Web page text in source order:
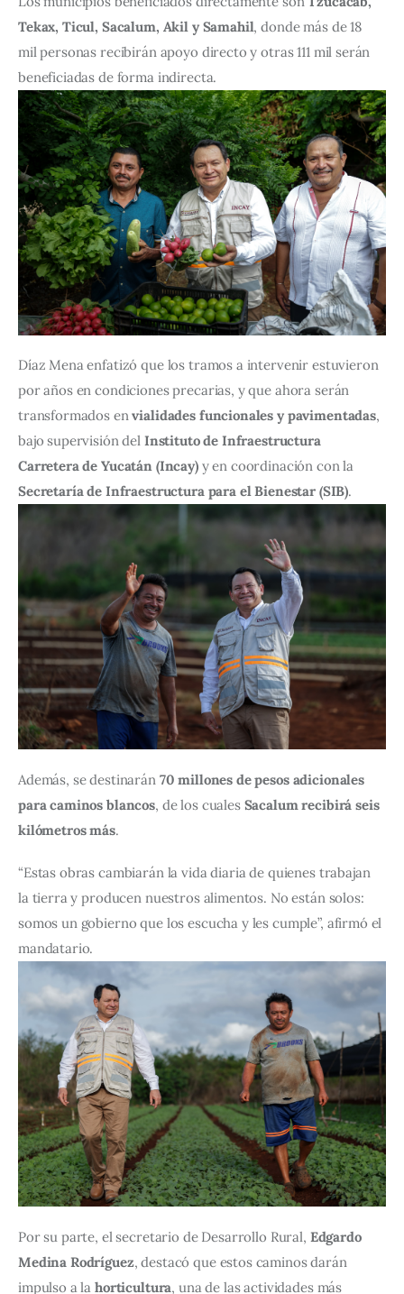
Tekax, Ticul, Sacalum, Akil y Samahil, donde más de 18
mil personas recibirán apoyo directo y otras 111 mil serán
beneficiadas de forma indirecta.
Díaz Mena enfatizó que los tramos a intervenir estuvieron
por años en condiciones precarias, y que ahora serán
transformados en vialidades funcionales y pavimentadas,
bajo supervisión del Instituto de Infraestructura
Carretera de Yucatán (Incay) y en coordinación con la
Secretaría de Infraestructura para el Bienestar (SIB).
Además, se destinarán 70 millones de pesos adicionales
para caminos blancos, de los cuales Sacalum recibirá seis
kilómetros más.
“Estas obras cambiarán la vida diaria de quienes trabajan
la tierra y producen nuestros alimentos. No están solos:
somos un gobierno que los escucha y les cumple”, afirmó el
mandatario.
Por su parte, el secretario de Desarrollo Rural, Edgardo
Medina Rodríguez, destacó que estos caminos darán
impulso a la horticultura, una de las actividades más